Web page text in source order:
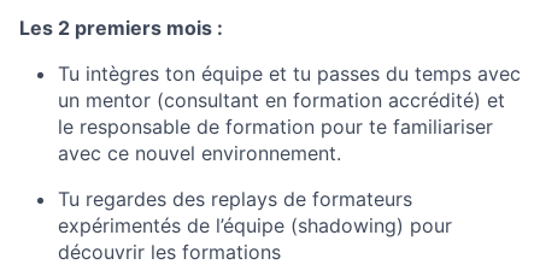
Les 2 premiers mois :
Tu intègres ton équipe et tu passes du temps avec
un mentor (consultant en formation accrédité) et
le responsable de formation pour te familiariser
avec ce nouvel environnement.
Tu regardes des replays de formateurs
expérimentés de l’équipe (shadowing) pour
découvrir les formations